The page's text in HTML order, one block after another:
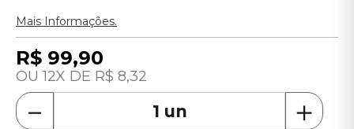
Mais Informações.
R$ 99,90
12 R$ 8,32
＋
－